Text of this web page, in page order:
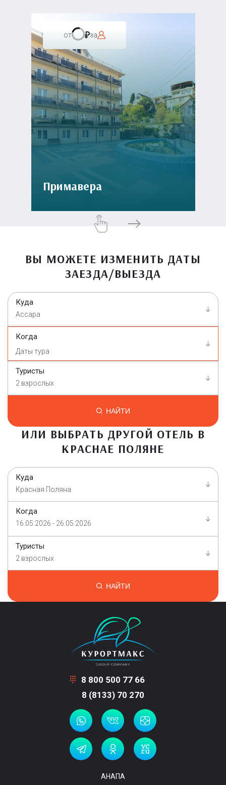
от за
Примавера
ВЫ МОЖЕТЕ ИЗМЕНИТЬ ДАТЫ
ЗАЕЗДА/ВЫЕЗДА
Куда
Ассара
Когда
Туристы
2 взрослых
НАЙТИ
ИЛИ ВЫБРАТЬ ДРУГОЙ ОТЕЛЬ В
КРАСНАЕ ПОЛЯНЕ
Куда
Красная Поляна
Когда
16.05.2026 - 26.05.2026
Туристы
2 взрослых
НАЙТИ
8 800 500 77 66
8 (8133) 70 270
АНАПА